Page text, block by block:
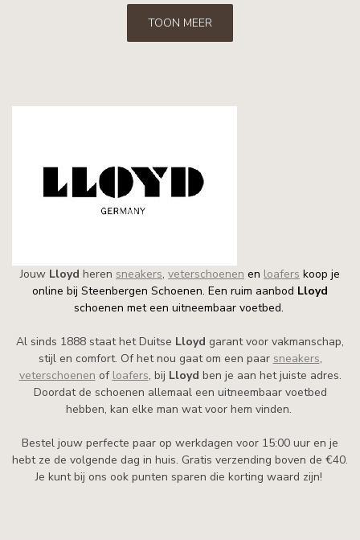
TOON MEER
Jouw Lloyd heren sneakers, veterschoenen en loafers koop je
online bij Steenbergen Schoenen. Een ruim aanbod Lloyd
schoenen met een uitneembaar voetbed.
Al sinds 1888 staat het Duitse Lloyd garant voor vakmanschap,
stijl en comfort. Of het nou gaat om een paar sneakers,
veterschoenen of loafers, bij Lloyd ben je aan het juiste adres.
Doordat de schoenen allemaal een uitneembaar voetbed
hebben, kan elke man wat voor hem vinden.
Bestel jouw perfecte paar op werkdagen voor 15:00 uur en je
hebt ze de volgende dag in huis. Gratis verzending boven de €40.
Je kunt bij ons ook punten sparen die korting waard zijn!